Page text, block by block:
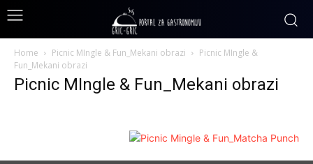
Home Picnic MIngle & Fun_Mekani obrazi
Picnic MIngle &
Fun_Mekani obrazi
Picnic MIngle & Fun_Mekani obrazi